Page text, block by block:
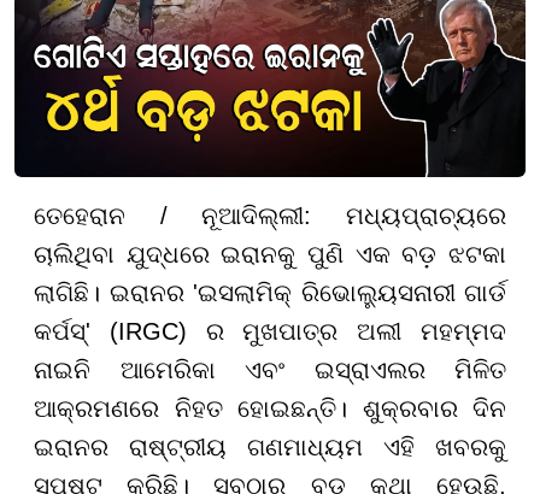
ତେହେରାନ / ନୂଆଦିଲ୍ଲୀ: ମଧ୍ୟପ୍ରାଚ୍ୟରେ
ଚାଲିଥିବା ଯୁଦ୍ଧରେ ଇରାନକୁ ପୁଣି ଏକ ବଡ଼ ଝଟକା
ଲାଗିଛି। ଇରାନର 'ଇସଲାମିକ୍ ରିଭୋଲ୍ୟୁସନାରୀ ଗାର୍ଡ
କର୍ପସ୍' (IRGC) ର ମୁଖପାତ୍ର ଅଲୀ ମହମ୍ମଦ
ନାଇନି ଆମେରିକା ଏବଂ ଇସ୍ରାଏଲର ମିଳିତ
ଆକ୍ରମଣରେ ନିହତ ହୋଇଛନ୍ତି। ଶୁକ୍ରବାର ଦିନ
ଇରାନର ରାଷ୍ଟ୍ରୀୟ ଗଣମାଧ୍ୟମ ଏହି ଖବରକୁ
ସ୍ପଷ୍ଟ କରିଛି। ସବୁଠାରୁ ବଡ଼ କଥା ହେଉଛି,